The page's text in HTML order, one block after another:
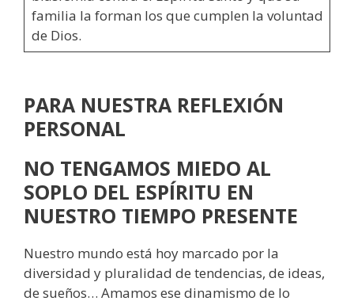
familia la forman los que cumplen la voluntad
de Dios.
PARA NUESTRA REFLEXIÓN
PERSONAL
NO TENGAMOS MIEDO AL
SOPLO DEL ESPÍRITU EN
NUESTRO TIEMPO PRESENTE
Nuestro mundo está hoy marcado por la
diversidad y pluralidad de tendencias, de ideas,
de sueños… Amamos ese dinamismo de lo